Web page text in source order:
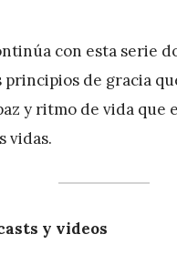
con esta serie
principios de gracia
y ritmo de vida que
vidas.
y videos